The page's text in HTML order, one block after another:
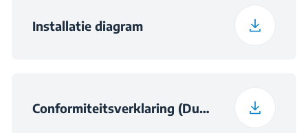
Installatie diagram
Conformiteitsverklaring (Dutch (Belgium))